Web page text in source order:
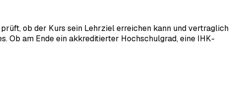
ob der Kurs sein Lehrziel erreichen kann und vertraglich
Ob am Ende ein akkreditierter Hochschulgrad, eine IHK-